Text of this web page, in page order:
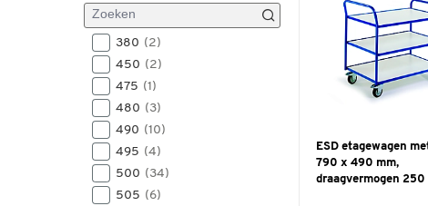
835
850(28)
380 (2)
450 (2)
475 (1)
480 (3)
490 (10)
495 (4)
500 (34)
505 (6)
ESD etagewagen
790 x 490 mm,
draagvermogen 250